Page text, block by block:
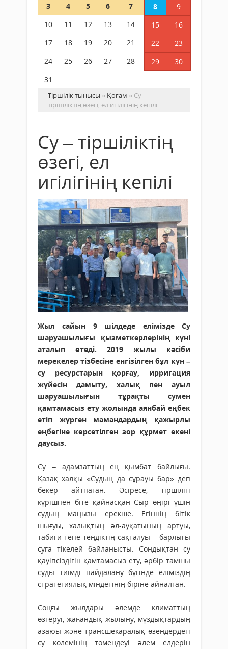
3
4 5 6 7 8
9
10
11 12 13 14 15
16
17
18 19 20 21 22
23
24
25 26 27 28 29
30
31
Тіршілік тынысы » Қоғам » Су –
тіршіліктің өзегі, ел игілігінің кепілі
Су – тіршіліктің
өзегі, ел
игілігінің кепілі
Жыл сайын 9 шілдеде елімізде Су
шаруашылығы қызметкерлерінің күні
аталып өтеді. 2019 жылы кәсіби
мерекелер тізбесіне енгізілген бұл күн –
су ресурс­тарын қорғау, ирригация
жүйесін дамыту, халық пен ауыл
шаруашылығын тұрақты сумен
қамтамасыз ету жолында аянбай еңбек
етіп жүрген мамандардың қажырлы
еңбегіне көрсетілген зор құрмет екені
даусыз.
Су – адамзаттың ең қымбат байлығы.
Қазақ халқы «Судың да сұрауы бар» деп
бекер айтпаған. Әсіресе, тіршілігі
күрішпен біте қайнасқан Сыр өңірі үшін
судың маңызы ерекше. Егіннің бітік
шығуы, халықтың әл-ауқатының артуы,
табиғи тепе-теңдіктің сақталуы – барлығы
суға тікелей байланысты. Сондықтан су
қауіпсіздігін қамтамасыз ету, әрбір тамшы
суды тиімді пайдалану бүгінде еліміздің
стратегиялық міндетінің біріне айналған.
Соңғы жылдары әлемде кли­маттың
өзгеруі, жаһандық жылыну, мұздықтардың
азаюы және транс­шекаралық өзендердегі
су көлемінің төмен­деуі әлем елдерін